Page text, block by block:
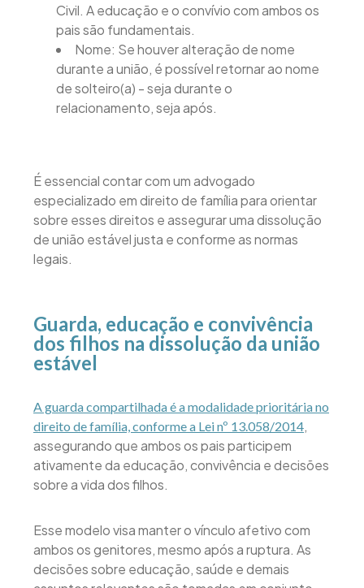
Civil. A educação e o convívio com ambos os
pais são fundamentais.
Nome: Se houver alteração de nome
durante a união, é possível retornar ao nome
de solteiro(a) - seja durante o
relacionamento, seja após.
É essencial contar com um advogado
especializado em direito de família para orientar
sobre esses direitos e assegurar uma dissolução
de união estável justa e conforme as normas
legais.
Guarda, educação e convivência
dos filhos na dissolução da união
estável
A guarda compartilhada é a modalidade prioritária no
direito de família, conforme a Lei nº 13.058/2014,
assegurando que ambos os pais participem
ativamente da educação, convivência e decisões
sobre a vida dos filhos.
Esse modelo visa manter o vínculo afetivo com
ambos os genitores, mesmo após a ruptura. As
decisões sobre educação, saúde e demais